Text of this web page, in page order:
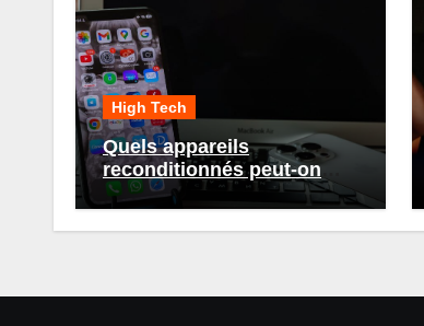
High Tech
Quels appareils
reconditionnés peut-on
acheter chez Recommerce
?